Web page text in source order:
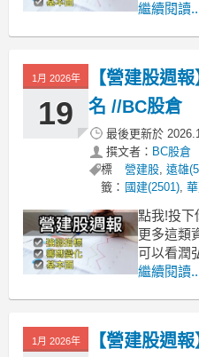
菲 根基
興富發
國揚 欣陸
繼續閱讀
1月 2026年
19
【營建股週
名 //BC股倉
最後更新於
撰文者： BC股倉
標
籤：
營建股,遠雄
國建(2501),
點我!投下
更多這類
可以看潤
友 中興電
發 皇普
欣陸 亞昕
繼續閱讀
1月 2026年
【營建股週